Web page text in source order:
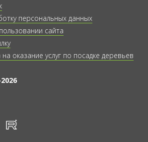
персональных данных
сайта
оказание услуг по посадке деревьев
rt